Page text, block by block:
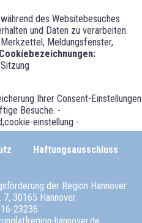
des Websitebesuches
und Daten zu verarbeiten.
Meldungsfenster,
Cookiebezeichnungen:
Sitzung
Ihrer Consent-Einstellungen
Besuche. -
einstellung -
Haftungsausschluss
der Region Hannover
7, 30165 Hannover
23236